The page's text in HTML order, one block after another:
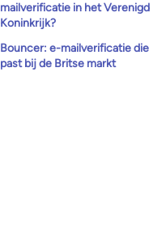
mailverificatie in het Verenigd
Koninkrijk?
Bouncer: e-mailverificatie die
past bij de Britse markt